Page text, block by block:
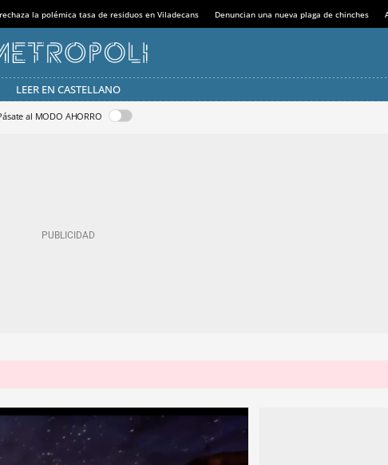
la polémica tasa de residuos en Viladecans Denuncian una nueva plaga de chinches
LEER EN CASTELLANO
al MODO AHORRO